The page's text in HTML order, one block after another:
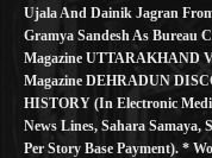
Ujala And Dainik Jagran
Gramya Sandesh As Bureau
Magazine UTTARAKHAND
Magazine DEHRADUN
HISTORY (in Electronic
News Lines, Sahara
Per Story Base Payment). *